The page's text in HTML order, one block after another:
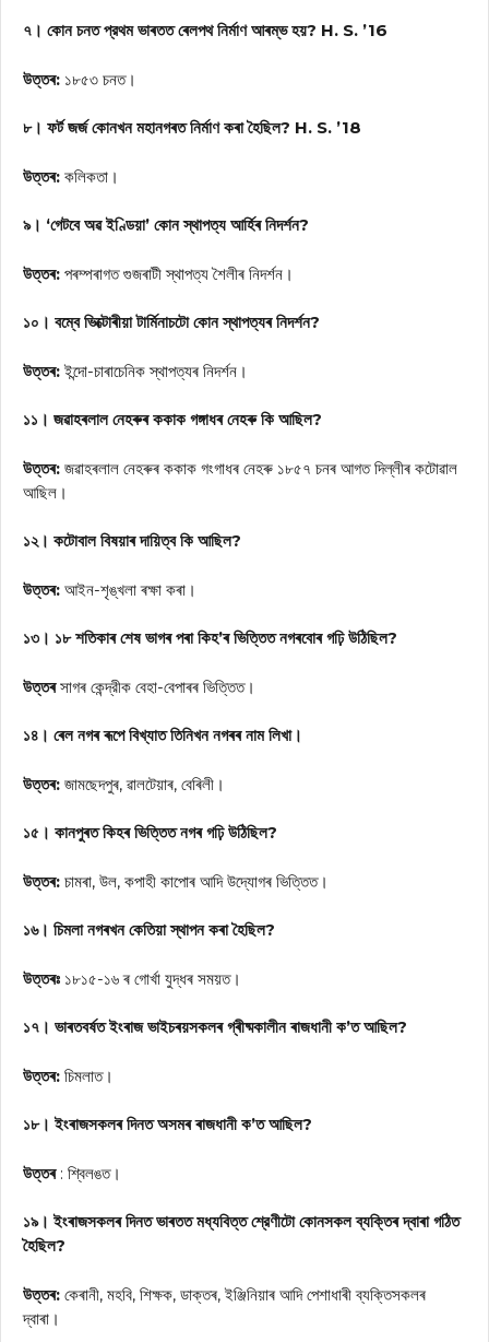
৭। কোন চনত প্রথম ভাৰতত ৰেলপথ নির্মাণ আৰম্ভ হয়? H. S. ’16
উত্তৰ: ১৮৫৩ চনত।
৮। ফর্ট জর্জ কোনখন মহানগৰত নিৰ্মাণ কৰা হৈছিল? H. S. ’18
উত্তৰ: কলিকতা।
৯। ‘গেটবে অৱ ইণ্ডিয়া’ কোন স্থাপত্য আৰ্হিৰ নিদৰ্শন?
উত্তৰ: পৰম্পৰাগত গুজৰাটী স্থাপত্য শৈলীৰ নিদর্শন।
১০। বম্বে ভিক্টোৰীয়া টার্মিনাচটো কোন স্থাপত্যৰ নিদৰ্শন?
উত্তৰ:ইন্দো-চাৰাচেনিক স্থাপত্যৰ নিদৰ্শন।
১১। জৱাহৰলাল নেহৰুৰ ককাক গঙ্গাধৰ নেহৰু কি আছিল?
উত্তৰ: জৱাহৰলাল নেহৰুৰ ককাক গংগাধৰ নেহৰু ১৮৫৭ চনৰ আগত দিল্লীৰ কটোৱাল
আছিল।
১২। কটোবাল বিষয়াৰ দায়িত্ব কি আছিল?
উত্তৰ: আইন-শৃঙ্খলা ৰক্ষা কৰা।
১৩। ১৮ শতিকাৰ শেষ ভাগৰ পৰা কিহ’ৰ ভিত্তিত নগৰবোৰ গঢ়ি উঠিছিল?
উত্তৰসাগৰ কেন্দ্রীক বেহা-বেপাৰৰ ভিত্তিত।
১৪। ৰেল নগৰ ৰূপে বিখ্যাত তিনিখন নগৰৰ নাম লিখা।
উত্তৰ: জামছেদপুৰ, ৱালটেয়াৰ, বেৰিলী।
১৫। কানপুৰত কিহৰ ভিত্তিত নগৰ গঢ়ি উঠিছিল?
উত্তৰ: চামৰা, উল, কপাহী কাপোৰ আদি উদ্যোগৰ ভিত্তিত।
১৬। চিমলা নগৰখন কেতিয়া স্থাপন কৰা হৈছিল?
উত্তৰঃ ১৮১৫-১৬ ৰ গোর্খা যুদ্ধৰ সময়ত।
১৭। ভাৰতবৰ্ষত ইংৰাজ ভাইচৰয়সকলৰ গ্ৰীষ্মকালীন ৰাজধানী ক’ত আছিল?
উত্তৰ: চিমলাত।
১৮। ইংৰাজসকলৰ দিনত অসমৰ ৰাজধানী ক’ত আছিল?
উত্তৰ: শ্বিলঙত।
১৯। ইংৰাজসকলৰ দিনত ভাৰতত মধ্যবিত্ত শ্রেণীটো কোনসকল ব্যক্তিৰ দ্বাৰা গঠিত
হৈছিল?
উত্তৰ: কেৰানী, মহবি, শিক্ষক, ডাক্তৰ, ইঞ্জিনিয়াৰ আদি পেশাধাৰী ব্যক্তিসকলৰ
দ্বাৰা।